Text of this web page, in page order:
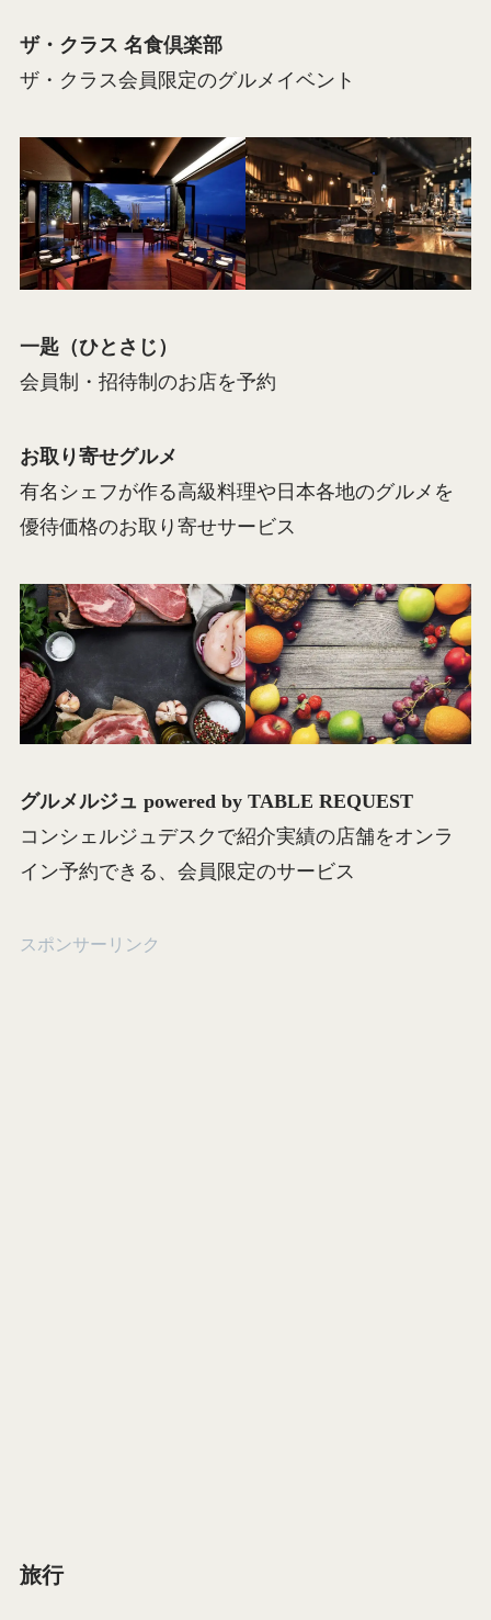
ザ・クラス 名食倶楽部
ザ・クラス会員限定のグルメイベント
一匙（ひとさじ）
会員制・招待制のお店を予約
お取り寄せグルメ
有名シェフが作る高級料理や日本各地のグルメを
優待価格のお取り寄せサービス
グルメルジュ powered by TABLE REQUEST
コンシェルジュデスクで紹介実績の店舗をオンラ
イン予約できる、会員限定のサービス
スポンサーリンク
旅行